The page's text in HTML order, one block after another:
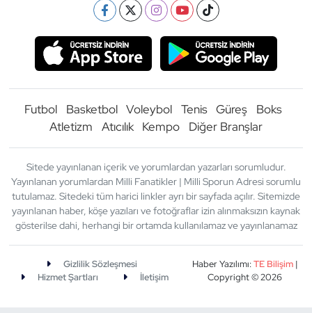
Futbol Basketbol Voleybol Tenis Güreş
Boks
Atletizm
Atıcılık Kempo Diğer Branşlar
Sitede yayınlanan içerik ve yorumlardan yazarları sorumludur.
Yayınlanan yorumlardan Milli Fanatikler | Milli Sporun Adresi sorumlu
tutulamaz. Sitedeki tüm harici linkler ayrı bir sayfada açılır. Sitemizde
yayınlanan haber, köşe yazıları ve fotoğraflar izin alınmaksızın kaynak
gösterilse dahi, herhangi bir ortamda kullanılamaz ve yayınlanamaz
Gizlilik Sözleşmesi
Hizmet Şartları
İletişim
Haber Yazılımı:TE Bilişim|
Copyright © 2026